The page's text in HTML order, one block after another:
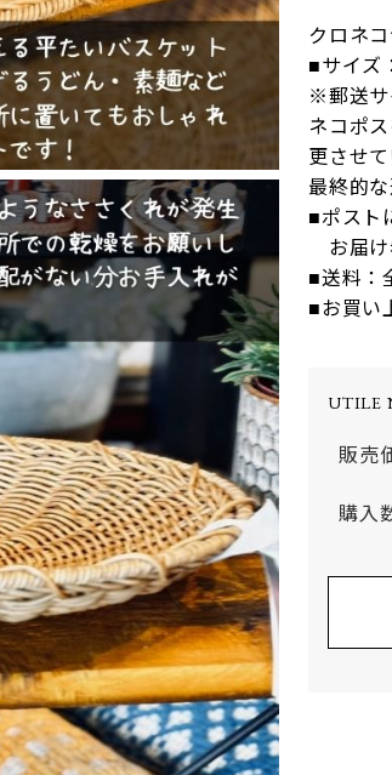
クロネ
■サイズ
※郵送サ
ネコポ
更させて
最終的
■ポスト
お届け
■送料：
■お買い
UTILE
販売
購入